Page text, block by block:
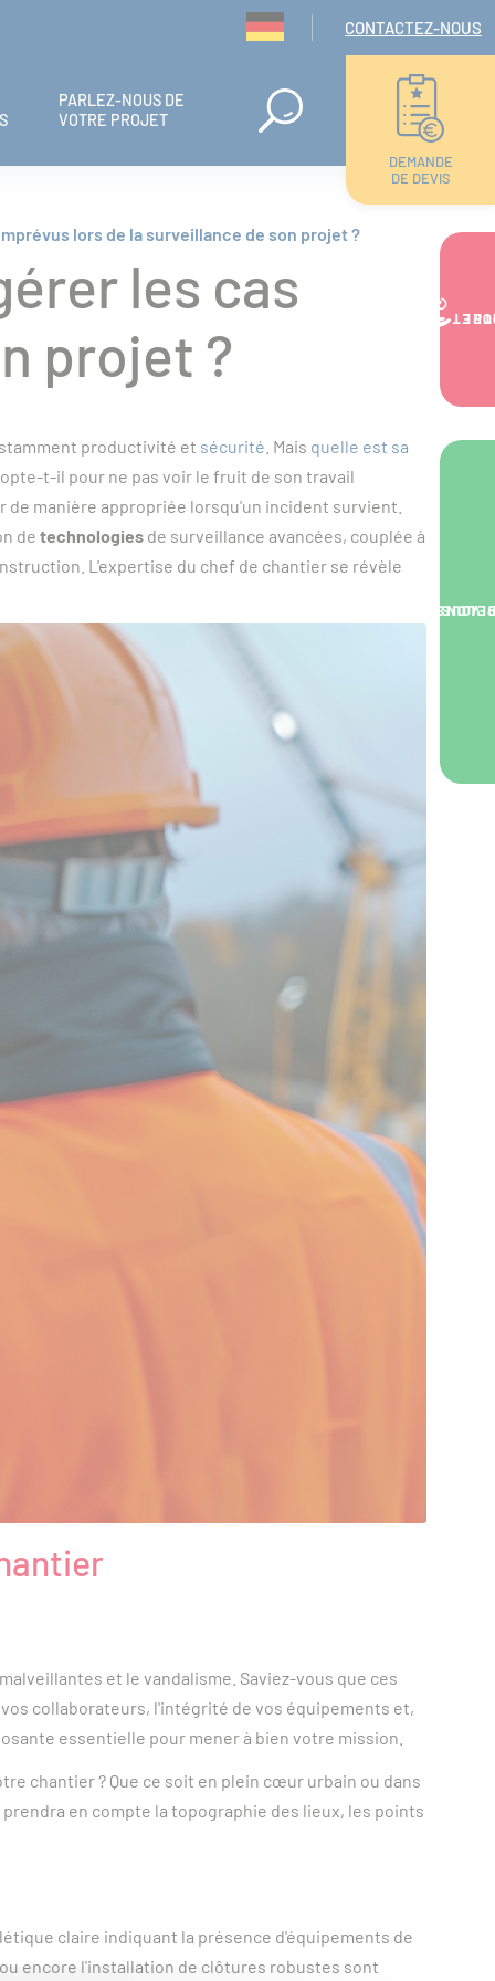
Navigation
CONTACTEZ-NOUS
PARLEZ-NOUS DE
VOTRE PROJET
DEMANDE
DE DEVIS
lors de la surveillance de son projet ?
les cas
projet ?
productivité et sécurité . Mais quelle est sa
t-il pour ne pas voir le fruit de son travail
manière appropriée lorsqu'un incident survient.
de technologies de surveillance avancées, couplée à
L'expertise du chef de chantier se révèle
et le vandalisme. Saviez-vous que ces
collaborateurs, l'intégrité de vos équipements et,
essentielle pour mener à bien votre mission.
chantier ? Que ce soit en plein cœur urbain ou dans
prendra en compte la topographie des lieux, les points
claire indiquant la présence d'équipements de
encore l'installation de clôtures robustes sont
VOTRE
NOUS VOUS